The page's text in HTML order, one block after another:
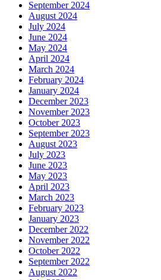
September 2024
August 2024
July 2024
June 2024
May 2024
April 2024
March 2024
February 2024
January 2024
December 2023
November 2023
October 2023
September 2023
August 2023
July 2023
June 2023
May 2023
April 2023
March 2023
February 2023
January 2023
December 2022
November 2022
October 2022
September 2022
August 2022